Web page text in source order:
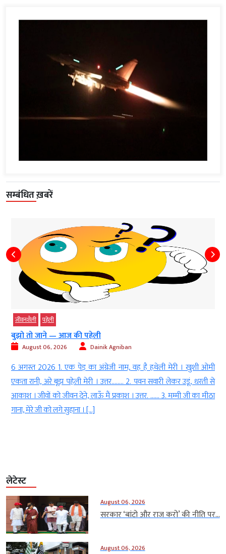
सम्बंधित ख़बरें
जीवनशैली पहेली
बुझो तो जाने — आज की पहेली
August 06, 2026 Dainik Agniban
6 अगस्त 2026 1. एक पेड़ का अंग्रेजी नाम, वह है हथेली मेरी । खुशी ओमी
एकता रानी, अरे बूझ पहेली मेरी । उत्तर…….. 2. पवन सवारी लेकर उडूं, धरती से
आकाश । जीवों को जीवन देने, लाऊँ मैं प्रकाश । उत्तर. …… 3. मम्मी जी का मीठा
गाना, मेरे जी को लगे सुहाना । […]
लेटेस्ट
August 06, 2026
सरकार ‘बांटो और राज करो’ की नीति पर...
August 06, 2026